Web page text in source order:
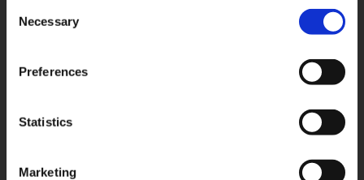
Selection
Necessary
Preferences
Statistics
Marketing
#OCTOPATH TRAVELER 0
#PS5
▶︎옥토패스 트래블러 0